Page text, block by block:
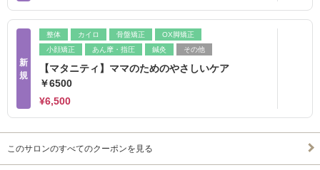
新
規
整体 カイロ 骨盤矯正
OX脚矯正
小顔矯正
あん摩・指圧 鍼灸 その他
【マタニティ】ママのためのやさしいケア
￥6500
¥6,500
このサロンのすべてのクーポンを見る